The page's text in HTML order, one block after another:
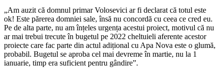
„Am auzit că domnul primar Volosevici ar fi declarat că totul este
ok! Este părerea domniei sale, însă nu concordă cu ceea ce cred eu.
Pe de alta parte, nu am înțeles urgența acestui proiect, motivul că nu
ar mai trebui trecute în bugetul pe 2022 cheltuieli aferente acestor
proiecte care fac parte din actul adițional cu Apa Nova este o glumă,
probabil. Bugetul se aproba cel mai devreme în martie, nu la 1
ianuarie, timp era suficient pentru gândire”.